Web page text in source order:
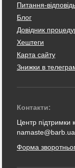
Питання-
Блог
Довідник
Хештеги
Карта сайту
Знижки в
Контакти:
Центр підтримки
namaste@barb.ua
Форма